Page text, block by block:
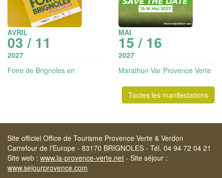
AVRIL
03 / 11
2027
Foire de Brignoles en
MAI
15 / 16
2027
Marathon Var Provence Verte
Toutes les manifestations
Site officiel Office de Tourisme Provence Verte & Verdon
Carrefour de l'Europe - 83170 BRIGNOLES - Tél. 04 94 72 04 21
Site web : www.la-provence-verte.net - Site séjour :
www.sejourprovence.com